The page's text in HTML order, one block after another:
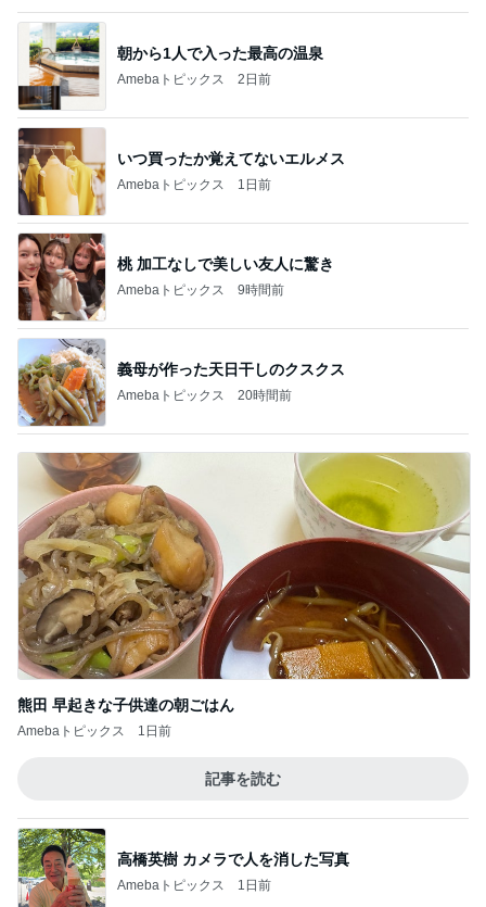
朝から1人で入った最高の温泉
Amebaトピックス 2日前
いつ買ったか覚えてないエルメス
Amebaトピックス 1日前
桃 加工なしで美しい友人に驚き
Amebaトピックス 9時間前
義母が作った天日干しのクスクス
Amebaトピックス 20時間前
熊田 早起きな子供達の朝ごはん
Amebaトピックス 1日前
記事を読む
高橋英樹 カメラで人を消した写真
Amebaトピックス 1日前